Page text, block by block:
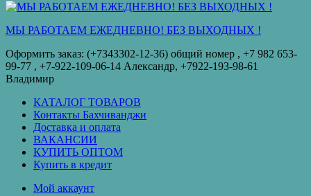
кредит
МЫ РАБОТАЕМ ЕЖЕДНЕВНО! БЕЗ ВЫХОДНЫХ !
Оформить заказ: (+7343302-12-36) общий номер , ‪+7 982 653-
99-77‬ , +7-922-109-06-14 Александр, +7922-193-98-61
Владимир
КАТАЛОГ ТОВАРОВ
Контакты Бахчиванджи
Доставка и оплата
ВАКАНСИИ
КУПИТЬ ОПТОМ
Купить в кредит
Мой аккаунт